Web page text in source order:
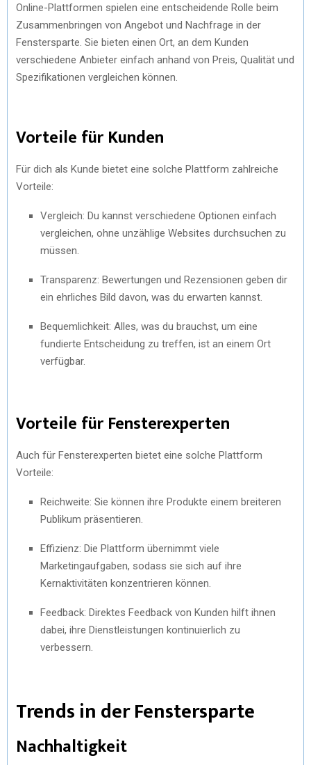
Online-Plattformen spielen eine entscheidende Rolle beim
Zusammenbringen von Angebot und Nachfrage in der
Fenstersparte. Sie bieten einen Ort, an dem Kunden
verschiedene Anbieter einfach anhand von Preis, Qualität und
Spezifikationen vergleichen können.
Vorteile für Kunden
Für dich als Kunde bietet eine solche Plattform zahlreiche
Vorteile:
Vergleich: Du kannst verschiedene Optionen einfach
vergleichen, ohne unzählige Websites durchsuchen zu
müssen.
Transparenz: Bewertungen und Rezensionen geben dir
ein ehrliches Bild davon, was du erwarten kannst.
Bequemlichkeit: Alles, was du brauchst, um eine
fundierte Entscheidung zu treffen, ist an einem Ort
verfügbar.
Vorteile für Fensterexperten
Auch für Fensterexperten bietet eine solche Plattform
Vorteile:
Reichweite: Sie können ihre Produkte einem breiteren
Publikum präsentieren.
Effizienz: Die Plattform übernimmt viele
Marketingaufgaben, sodass sie sich auf ihre
Kernaktivitäten konzentrieren können.
Feedback: Direktes Feedback von Kunden hilft ihnen
dabei, ihre Dienstleistungen kontinuierlich zu
verbessern.
Trends in der Fenstersparte
Nachhaltigkeit